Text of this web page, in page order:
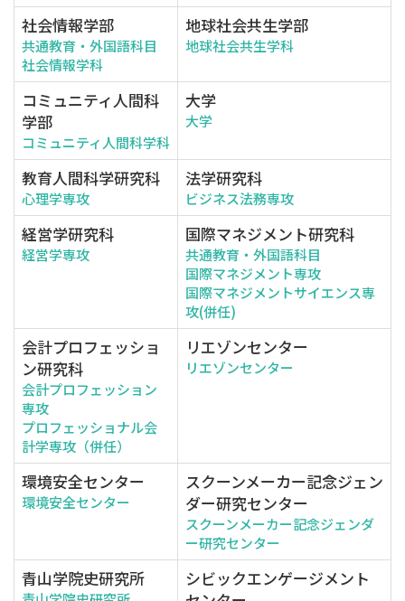
社会情報学部
共通教育・外国語科目
社会情報学科
地球社会共生学部
地球社会共生学科
コミュニティ人間科
学部
コミュニティ人間科学科
大学
大学
教育人間科学研究科
心理学専攻
法学研究科
ビジネス法務専攻
経営学研究科
経営学専攻
国際マネジメント研究科
共通教育・外国語科目
国際マネジメント専攻
国際マネジメントサイエンス専
攻(併任)
会計プロフェッショ
ン研究科
会計プロフェッション
専攻
プロフェッショナル会
計学専攻（併任）
リエゾンセンター
リエゾンセンター
環境安全センター
環境安全センター
スクーンメーカー記念ジェン
ダー研究センター
スクーンメーカー記念ジェンダ
ー研究センター
青山学院史研究所
シビックエンゲージメント